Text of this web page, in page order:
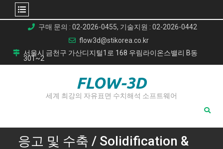
content
구매 문의 : 02-2026-0455, 기술지원 : 02-2026-0442
flow3d@stikorea.co.kr
서울시 금천구 가산디지털1로 168 우림라이온스밸리 B동
301~2
FLOW-3D
세계 최강의 자유표면 수치해석 소프트웨어
응고 및 수축 / Solidification &